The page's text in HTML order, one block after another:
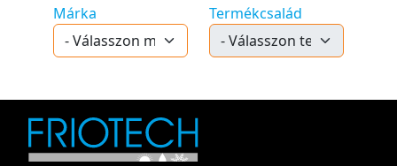
Márka Termékcsalád